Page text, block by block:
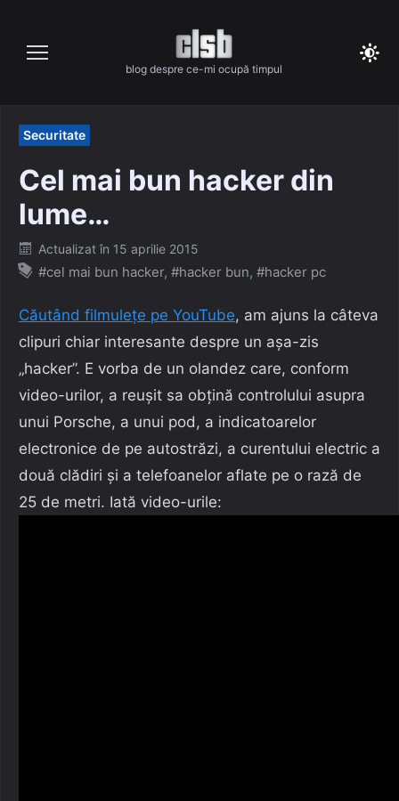
content
blog despre ce-mi ocupă timpul
Securitate
Cel mai bun hacker din
lume…
Posted
on
Actualizat în 15 aprilie 2015
#cel mai bun hacker, #hacker bun, #hacker pc
Căutând filmulețe pe YouTube, am ajuns la câteva
clipuri chiar interesante despre un așa-zis
„hacker”. E vorba de un olandez care, conform
video-urilor, a reușit sa obțină controlului asupra
unui Porsche, a unui pod, a indicatoarelor
electronice de pe autostrăzi, a curentului electric a
două clădiri și a telefoanelor aflate pe o rază de
25 de metri. Iată video-urile: